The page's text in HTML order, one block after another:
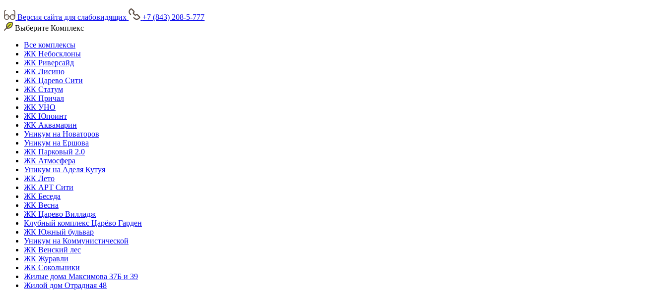
Версия сайта для слабовидящих
+7 (843) 208-5-777
Выберите Комплекс
Все комплексы
ЖК Небосклоны
ЖК Риверсайд
ЖК Лисино
ЖК Царево Сити
ЖК Статум
ЖК Причал
ЖК УНО
ЖК Юпоинт
ЖК Аквамарин
Уникум на Новаторов
Уникум на Ершова
ЖК Парковый 2.0
ЖК Атмосфера
Уникум на Аделя Кутуя
ЖК Лето
ЖК АРТ Сити
ЖК Беседа
ЖК Весна
ЖК Царево Вилладж
Клубный комплекс Царёво Гарден
ЖК Южный бульвар
Уникум на Коммунистической
ЖК Венский лес
ЖК Журавли
ЖК Сокольники
Жилые дома Максимова 37Б и 39
Жилой дом Отрадная 48